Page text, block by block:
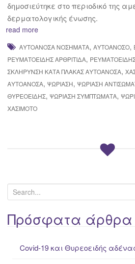
δημοσιεύτηκε στο περιοδικό της
δερματολογικής ένωσης.
read more
ΑΥΤΟΆΝΟΣΑ ΝΟΣΉΜΑΤΑ, ΑΥΤΟΆΝΟΣΟ,
ΡΕΥΜΑΤΟΕΙΔΉΣ ΑΡΘΡΊΤΙΔΑ,
ΣΚΛΉΡΥΝΣΗ ΚΑΤΆ ΠΛΆΚΑΣ ΑΥΤΟΆΝΟΣΑ,
ΑΥΤΟΆΝΟΣΑ, ΨΩΡΊΑΣΗ, ΨΩΡΊΑΣΗ
ΘΥΡΕΟΕΙΔΉΣ, ΨΩΡΙΑΣΗ ΣΥΜΠΤΏΜΑΤΑ,
ΧΑΣΙΜΌΤΟ
e
a
rΠρόσφατα άρθρα
Covid-19 και Θυρεοειδής